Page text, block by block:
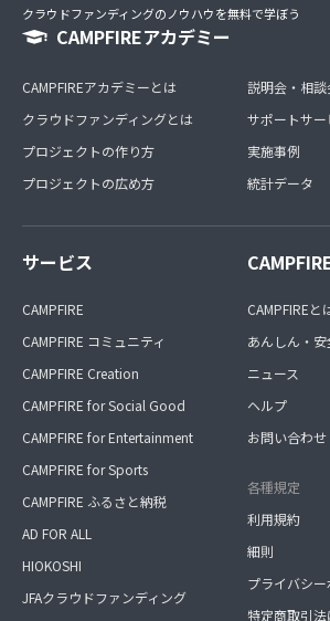
クラウドファンディングのノウハウを無料で学ぼう
CAMPFIREアカデミー
CAMPFIREアカデミーとは
クラウドファンディングとは
プロジェクトの作り方
プロジェクトの広め方
説明会・相談
サポートサー
実施事例
統計データ
サービス
CAMPFIRE
CAMPFIRE コミュニティ
CAMPFIRE Creation
CAMPFIRE for Social Good
CAMPFIRE for Entertainment
CAMPFIRE for Sports
CAMPFIRE ふるさと納税
AD FOR ALL
HIOKOSHI
JFAクラウドファンディング
CAMPFIREと
あんしん・
ニュース
ヘルプ
お問い合わせ
各種規定
利用規約
細則
プライバシ
特定商取引